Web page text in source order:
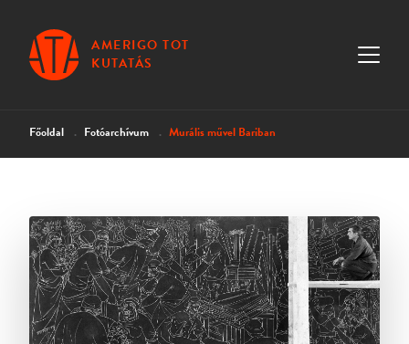
AMERIGO TOT
KUTATÁS
Főoldal Fotóarchívum Murális művel Bariban